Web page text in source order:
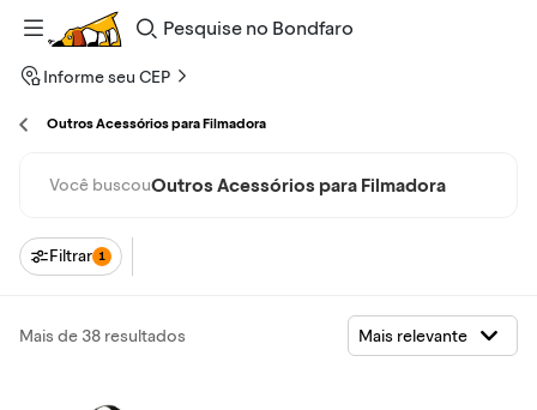
Pesquise
Bondfaro
Informe seu CEP
Outros Acessórios para Filmadora
Você buscouOutros Acessórios para Filmadora
Filtrar 1
Mais de 38 resultados